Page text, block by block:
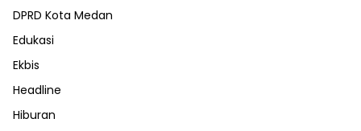
DPRD Kota Medan
Edukasi
Ekbis
Headline
Hiburan